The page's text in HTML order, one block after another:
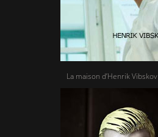
La maison d’Henrik Vibskov